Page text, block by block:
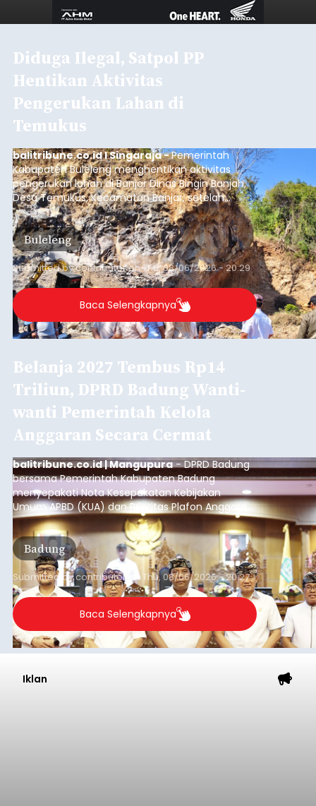
Diduga Ilegal, Satpol PP
Hentikan Aktivitas
Pengerukan Lahan di
Temukus
balitribune.co.id I Singaraja -Pemerintah
Kabupaten Buleleng menghentikan aktivitas
pengerukan lahan di Banjar Dinas Bingin Banjah,
Desa Temukus, Kecamatan Banjar, setelah
ditemukan indikasi kegiatan pengambilan
material yang tidak sesuai dengan peruntukan
kawasan.
Buleleng
Submitted bycontributoronThu, 08/06/2026 - 20:29
Baca Selengkapnya
Belanja 2027 Tembus Rp14
Triliun, DPRD Badung Wanti-
wanti Pemerintah Kelola
Anggaran Secara Cermat
balitribune.co.id | Mangupura- DPRD Badung
bersama Pemerintah Kabupaten Badung
menyepakati Nota Kesepakatan Kebijakan
Umum APBD (KUA) dan Prioritas Plafon Anggaran
Sementara (PPAS) Tahun Anggaran 2027 dalam
rapat paripurna yang digelar di Gedung DPRD
Badung, Kamis (6/8/2026).
Badung
Submitted bycontributor onThu, 08/06/2026 - 20:27
Baca Selengkapnya
Iklan